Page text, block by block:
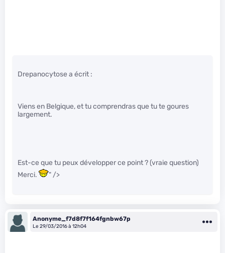
Drepanocytose a écrit :
Viens en Belgique, et tu comprendras que tu te goures
largement.
Est-ce que tu peux développer ce point ? (vraie question)
Merci.
" />
Anonyme_f7d8f7f164fgnbw67p
Le 29/03/2016 à 12h04